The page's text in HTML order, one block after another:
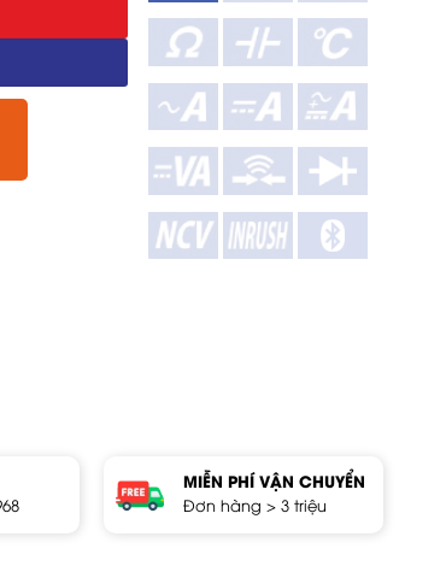
MIỄN PHÍ VẬN CHUYỂN
Đơn hàng > 3 triệu